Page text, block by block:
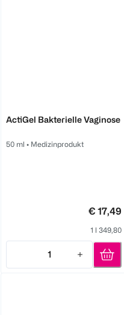
ActiGel Bakterielle Vaginose
50 ml • Medizinprodukt
€ 17,49
1 l 349,80
1
Quantity: 1